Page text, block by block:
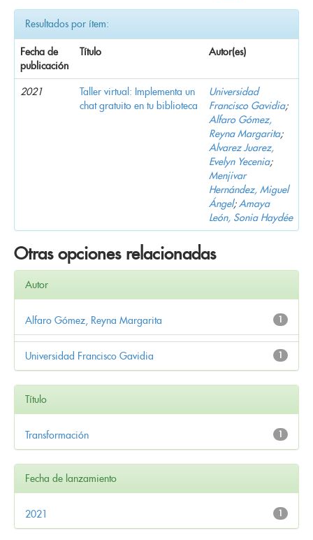
Resultados por ítem:
Fecha de
publicación
Título Autor(es)
2021
Taller virtual: Implementa un
chat gratuito en tu biblioteca
Universidad
Francisco Gavidia;
Alfaro Gómez,
Reyna Margarita;
Alvarez Juarez,
Evelyn Yecenia;
Menjivar
Hernández, Miguel
Ángel; Amaya
León, Sonia Haydée
Otras opciones relacionadas
Autor
1
Alfaro Gómez, Reyna Margarita
1
Universidad Francisco Gavidia
Título
1
Transformación
Fecha de lanzamiento
1
2021